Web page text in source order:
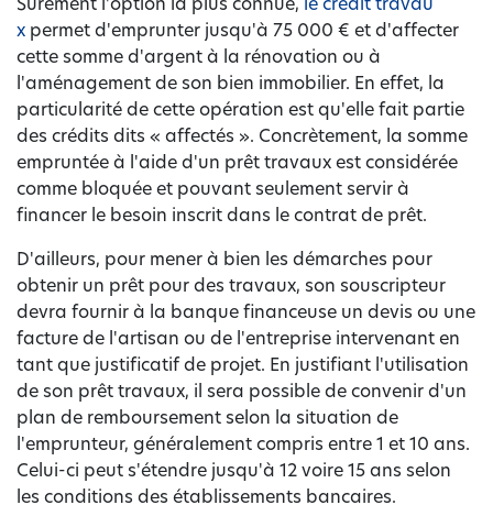
x permet d'emprunter jusqu'à 75 000 € et d'affecter
cette somme d'argent à la rénovation ou à
l'aménagement de son bien immobilier. En effet, la
particularité de cette opération est qu'elle fait partie
des crédits dits « affectés ». Concrètement, la somme
empruntée à l'aide d'un prêt travaux est considérée
comme bloquée et pouvant seulement servir à
financer le besoin inscrit dans le contrat de prêt.
D'ailleurs, pour mener à bien les démarches pour
obtenir un prêt pour des travaux, son souscripteur
devra fournir à la banque financeuse un devis ou une
facture de l'artisan ou de l'entreprise intervenant en
tant que justificatif de projet. En justifiant l'utilisation
de son prêt travaux, il sera possible de convenir d'un
plan de remboursement selon la situation de
l'emprunteur, généralement compris entre 1 et 10 ans.
Celui-ci peut s'étendre jusqu'à 12 voire 15 ans selon
les conditions des établissements bancaires.